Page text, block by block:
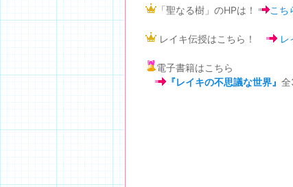
「聖なる樹」のHPは！ こち
レイキ伝授はこちら！ レ
電子書籍はこちら
『レイキの不思議な世界』 全